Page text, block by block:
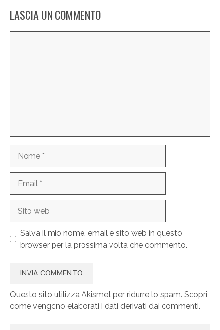
LASCIA UN COMMENTO
web
Salva il mio nome, email e sito web in questo
browser per la prossima volta che commento.
Questo sito utilizza Akismet per ridurre lo spam. Scopri
come vengono elaborati i dati derivati dai commenti.